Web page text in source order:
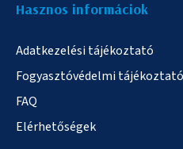
Hasznos informáciok
Adatkezelési tájékoztató
Fogyasztóvédelmi tájékoztató
FAQ
Elérhetőségek